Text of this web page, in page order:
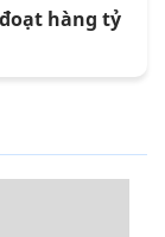
hàng tỷ